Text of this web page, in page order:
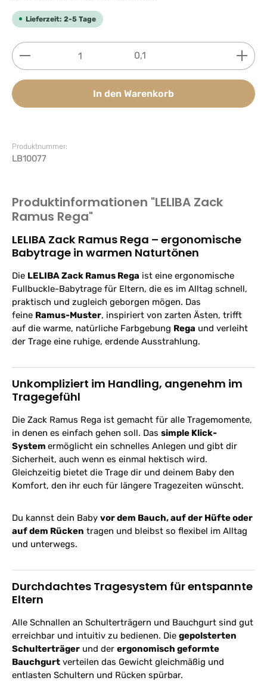
Lieferzeit: 2-5 Tage
Produkt Anzahl: Gib den gewünschten Wert ein
0,1
In den Warenkorb
Produktnummer:
LB10077
Produktinformationen "LELIBA Zack
Ramus Rega"
LELIBA Zack Ramus Rega – ergonomische
Babytrage in warmen Naturtönen
Die LELIBA Zack Ramus Rega ist eine ergonomische
Fullbuckle-Babytrage für Eltern, die es im Alltag schnell,
praktisch und zugleich geborgen mögen. Das
feine Ramus-Muster, inspiriert von zarten Ästen, trifft
auf die warme, natürliche Farbgebung Rega und verleiht
der Trage eine ruhige, erdende Ausstrahlung.
Unkompliziert im Handling, angenehm im
Tragegefühl
Die Zack Ramus Rega ist gemacht für alle Tragemomente,
in denen es einfach gehen soll. Das simple Klick-
System ermöglicht ein schnelles Anlegen und gibt dir
Sicherheit, auch wenn es einmal hektisch wird.
Gleichzeitig bietet die Trage dir und deinem Baby den
Komfort, den ihr euch für längere Tragezeiten wünscht.
Du kannst dein Baby vor dem Bauch, auf der Hüfte oder
auf dem Rücken tragen und bleibst so flexibel im Alltag
und unterwegs.
Durchdachtes Tragesystem für entspannte
Eltern
Alle Schnallen an Schulterträgern und Bauchgurt sind gut
erreichbar und intuitiv zu bedienen. Die gepolsterten
Schulterträger und der ergonomisch geformte
Bauchgurt verteilen das Gewicht gleichmäßig und
entlasten Schultern und Rücken spürbar.